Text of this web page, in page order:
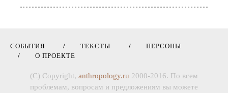
СОБЫТИЯ ТЕКСТЫ
ПЕРСОНЫ
О ПРОЕКТЕ
(C) Copyright, anthropology.ru 2000-2016. По всем
проблемам, вопросам и предложениям вы можете